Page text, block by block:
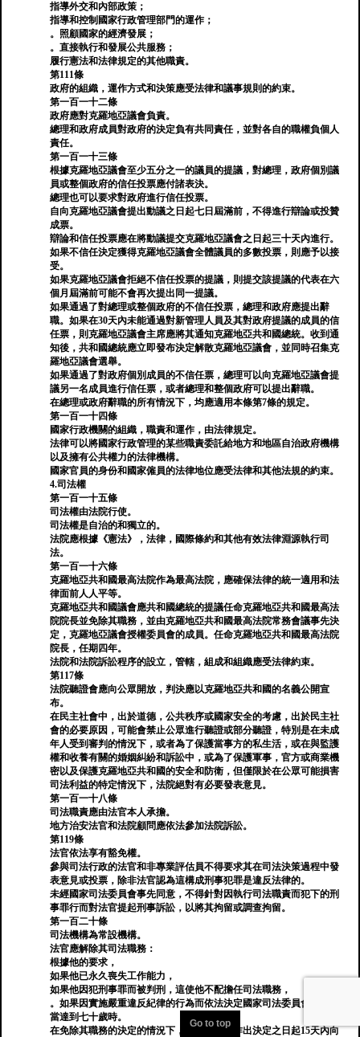
指導外交和內部政策；
指導和控制國家行政管理部門的運作；
。照顧國家的經濟發展；
。直接執行和發展公共服務；
履行憲法和法律規定的其他職責。
第111條
政府的組織，運作方式和決策應受法律和議事規則的約束。
第一百一十二條
政府應對克羅地亞議會負責。
總理和政府成員對政府的決定負有共同責任，並對各自的職權負個人
責任。
第一百一十三條
根據克羅地亞議會至少五分之一的議員的提議，對總理，政府個別議
員或整個政府的信任投票應付諸表決。
總理也可以要求對政府進行信任投票。
自向克羅地亞議會提出動議之日起七日屆滿前，不得進行辯論或投贊
成票。
辯論和信任投票應在將動議提交克羅地亞議會之日起三十天內進行。
如果不信任決定獲得克羅地亞議會全體議員的多數投票，則應予以接
受。
如果克羅地亞議會拒絕不信任投票的提議，則提交該提議的代表在六
個月屆滿前可能不會再次提出同一提議。
如果通過了對總理或整個政府的不信任投票，總理和政府應提出辭
職。如果在30天內未能通過對新管理人員及其對政府提議的成員的信
任票，則克羅地亞議會主席應將其通知克羅地亞共和國總統。收到通
知後，共和國總統應立即發布決定解散克羅地亞議會，並同時召集克
羅地亞議會選舉。
如果通過了對政府個別成員的不信任票，總理可以向克羅地亞議會提
議另一名成員進行信任票，或者總理和整個政府可以提出辭職。
在總理或政府辭職的所有情況下，均應適用本條第7條的規定。
第一百一十四條
國家行政機關的組織，職責和運作，由法律規定。
法律可以將國家行政管理的某些職責委託給地方和地區自治政府機構
以及擁有公共權力的法律機構。
國家官員的身份和國家僱員的法律地位應受法律和其他法規的約束。
4.司法權
第一百一十五條
司法權由法院行使。
司法權是自治的和獨立的。
法院應根據《憲法》，法律，國際條約和其他有效法律淵源執行司
法。
第一百一十六條
克羅地亞共和國最高法院作為最高法院，應確保法律的統一適用和法
律面前人人平等。
克羅地亞共和國議會應共和國總統的提議任命克羅地亞共和國最高法
院院長並免除其職務，並由克羅地亞共和國最高法院常務會議事先決
定，克羅地亞議會授權委員會的成員。任命克羅地亞共和國最高法院
院長，任期四年。
法院和法院訴訟程序的設立，管轄，組成和組織應受法律約束。
第117條
法院聽證會應向公眾開放，判決應以克羅地亞共和國的名義公開宣
布。
在民主社會中，出於道德，公共秩序或國家安全的考慮，出於民主社
會的必要原因，可能會禁止公眾進行聽證或部分聽證，特別是在未成
年人受到審判的情況下，或者為了保護當事方的私生活，或在與監護
權和收養有關的婚姻糾紛和訴訟中，或為了保護軍事，官方或商業機
密以及保護克羅地亞共和國的安全和防衛，但僅限於在公眾可能損害
司法利益的特定情況下，法院絕對有必要發表意見。
第一百一十八條
司法職責應由法官本人承擔。
地方治安法官和法院顧問應依法參加法院訴訟。
第119條
法官依法享有豁免權。
參與司法行政的法官和非專業評估員不得要求其在司法決策過程中發
表意見或投票，除非法官認為這構成刑事犯罪是違反法律的。
未經國家司法委員會事先同意，不得針對因執行司法職責而犯下的刑
事罪行而對法官提起刑事訴訟，以將其拘留或調查拘留。
第一百二十條
司法機構為常設機構。
法官應解除其司法職務：
根據他的要求，
如果他已永久喪失工作能力，
如果他因犯刑事罪而被判刑，這使他不配擔任司法職務，
。如果因實施嚴重違反紀律的行為而依法決定國家司法委員會，
當達到七十歲時。
在免除其職務的決定的情況下，法官有權在作出決定之日起15天內向
Go to top